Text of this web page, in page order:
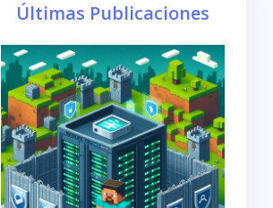
Últimas Publicaciones